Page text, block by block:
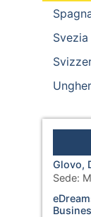
Svezia
Glovo,
Sede: